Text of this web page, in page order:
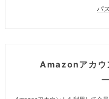
パ
Amazonアカウ